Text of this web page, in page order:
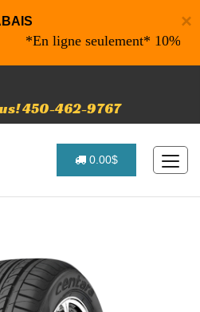
×
*En ligne seulement* 10% de
450-462-9767
0.00$